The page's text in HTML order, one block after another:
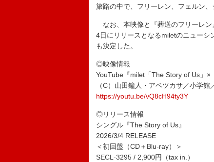
旅路の中で、フリーレン、フェルン
なお、本映像と『葬送のフリーレン
4日にリリースとなるmiletのニューシ
も決定した。
◎映像情報
YouTube『milet「The Story of Us」×
（C）山田鐘人・アベツカサ／小学
https://youtu.be/vQ8cH94ty3Y
◎リリース情報
シングル『The Story of Us』
2026/3/4 RELEASE
＜初回盤（CD＋Blu-ray）＞
SECL-3295 / 2,900円（tax in.）